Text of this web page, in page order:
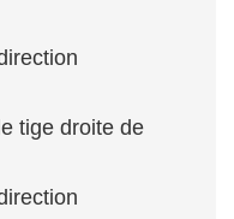
tige droite de